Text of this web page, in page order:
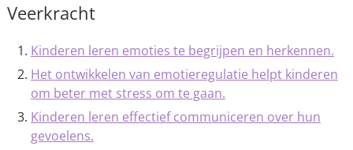
Veerkracht
Kinderen leren emoties te begrijpen en herkennen.
Het ontwikkelen van emotieregulatie helpt kinderen
om beter met stress om te gaan.
Kinderen leren effectief communiceren over hun
gevoelens.